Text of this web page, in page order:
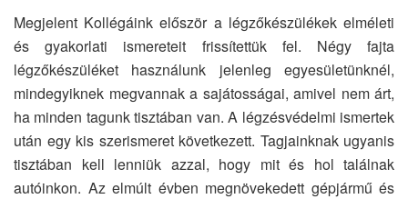
Megjelent Kollégáink először a légzőkészülékek elméleti
és gyakorlati ismereteit frissítettük fel. Négy fajta
légzőkészüléket használunk jelenleg egyesületünknél,
mindegyiknek megvannak a sajátosságai, amivel nem árt,
ha minden tagunk tisztában van. A légzésvédelmi ismertek
után egy kis szerismeret következett. Tagjainknak ugyanis
tisztában kell lenniük azzal, hogy mit és hol találnak
autóinkon. Az elmúlt évben megnövekedett gépjármű és